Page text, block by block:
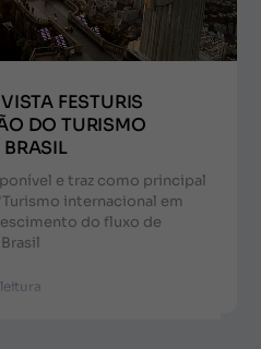
FESTURIS
DO TURISMO
e traz como principal
internacional em
do fluxo de